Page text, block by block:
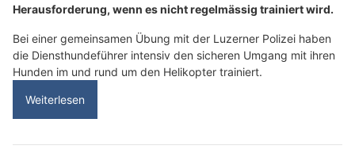
Herausforderung, wenn es nicht regelmässig trainiert wird.
Bei einer gemeinsamen Übung mit der Luzerner Polizei haben
die Diensthundeführer intensiv den sicheren Umgang mit ihren
Hunden im und rund um den Helikopter trainiert.
Weiterlesen